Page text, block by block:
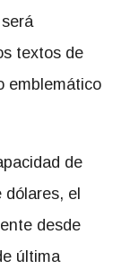
textos de
emblemático
de
el
desde
última